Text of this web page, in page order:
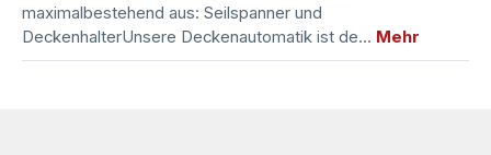
maximalbestehend aus: Seilspanner und
DeckenhalterUnsere Deckenautomatik ist de… Mehr